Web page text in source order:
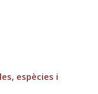
espècies i